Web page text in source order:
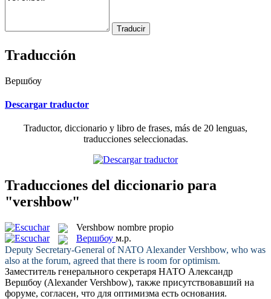
Traducción
Вершбоу
Descargar traductor
Traductor, diccionario y libro de frases, más de 20 lenguas,
traducciones seleccionadas.
Traducciones del diccionario para
"vershbow"
Vershbow nombre propio
Вершбоу м.р.
Deputy Secretary-General of NATO AlexanderVershbow, who was
also at the forum, agreed that there is room for optimism.
Заместитель генерального секретаря НАТО Александр
Вершбоу (Alexander Vershbow), также присутствовавший на
форуме, согласен, что для оптимизма есть основания.